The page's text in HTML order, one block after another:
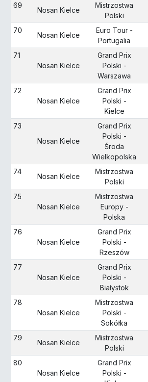
69
Nosan Kielce
Mistrzostwa
Polski
70
Nosan Kielce
Euro Tour -
Portugalia
71
Nosan Kielce
Grand Prix
Polski -
Warszawa
72
Nosan Kielce
Grand Prix
Polski -
Kielce
73
Nosan Kielce
Grand Prix
Polski -
Środa
Wielkopolska
74
Nosan Kielce
Mistrzostwa
Polski
75
Nosan Kielce
Mistrzostwa
Europy -
Polska
76
Nosan Kielce
Grand Prix
Polski -
Rzeszów
77
Nosan Kielce
Grand Prix
Polski -
Białystok
78
Nosan Kielce
Mistrzostwa
Polski -
Sokółka
79
Nosan Kielce
Mistrzostwa
Polski
80
Nosan Kielce
Grand Prix
Polski -